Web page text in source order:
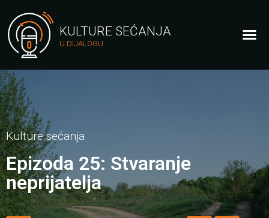
KULTURE SEĆANJA
U DIJALOGU
Kulture sećanja
Epizoda 25: Stvaranje
neprijatelja